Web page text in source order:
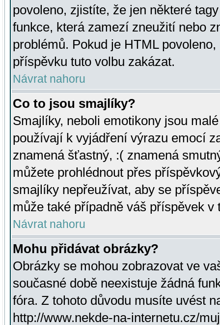
povoleno, zjistíte, že jen některé
funkce, která zamezí zneužití nebo
problémů. Pokud je HTML
příspěvku tuto volbu zakázat.
Návrat nahoru
Co to jsou smajlíky?
Smajlíky, neboli emotikony jsou
používají k vyjádření výrazu emocí
znamená šťastný, :( znamená
můžete prohlédnout přes
smajlíky nepřeužívat, aby se
může také případně váš příspěvek v
Návrat nahoru
Mohu přidávat obrázky?
Obrázky se mohou zobrazovat ve
současné době neexistuje žádná
fóra. Z tohoto důvodu musíte uvést
http://www.nekde-na-internetu.cz/